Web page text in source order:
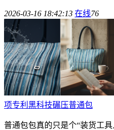
2026-03-16 18:42:13 在线76
项专利黑科技碾压普通包
普通包包真的只是个“装货工